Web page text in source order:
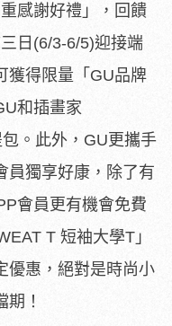
感謝好禮」，回饋
日(6/3-6/5)迎接端
獲得限量「GU品牌
和插畫家
。此外，GU更攜手
員獨享好康，除了有
會員更有機會免費
T 短袖大學T」
優惠，絕對是時尚小
！